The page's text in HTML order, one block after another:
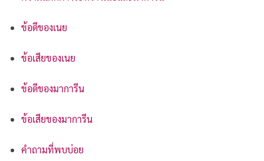
ข้อดีของเนย
ข้อเสียของเนย
ข้อดีของมาการีน
ข้อเสียของมาการีน
คำถามที่พบบ่อย